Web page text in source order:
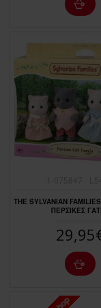
THE SYLVANIAN
ΠΕΡΣΙΚΕΣ